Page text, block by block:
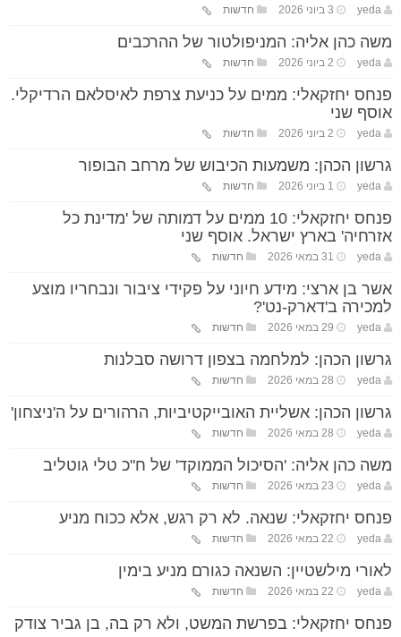
yeda 3 ביוני 2026 חדשות
משה כהן אליה: המניפולטור של ההרכבים
yeda 2 ביוני 2026 חדשות
פנחס יחזקאלי: ממים על כניעת צרפת לאיסלאם הרדיקלי.
אוסף שני
yeda 2 ביוני 2026 חדשות
גרשון הכהן: משמעות הכיבוש של מרחב הבופור
yeda 1 ביוני 2026 חדשות
פנחס יחזקאלי: 10 ממים על דמותה של 'מדינת כל
אזרחיה' בארץ ישראל. אוסף שני
yeda 31 במאי 2026 חדשות
אשר בן ארצי: מידע חיוני על פקידי ציבור ונבחריו מוצע
למכירה ב'דארק-נט'?
yeda 29 במאי 2026 חדשות
גרשון הכהן: למלחמה בצפון דרושה סבלנות
yeda 28 במאי 2026 חדשות
גרשון הכהן: אשליית האובייקטיביות, הרהורים על ה'ניצחון'
yeda 28 במאי 2026 חדשות
משה כהן אליה: 'הסיכול הממוקד' של ח"כ טלי גוטליב
yeda 23 במאי 2026 חדשות
פנחס יחזקאלי: שנאה. לא רק רגש, אלא ככוח מניע
yeda 22 במאי 2026 חדשות
לאורי מילשטיין: השנאה כגורם מניע בימין
yeda 22 במאי 2026 חדשות
פנחס יחזקאלי: בפרשת המשט, ולא רק בה, בן גביר צודק